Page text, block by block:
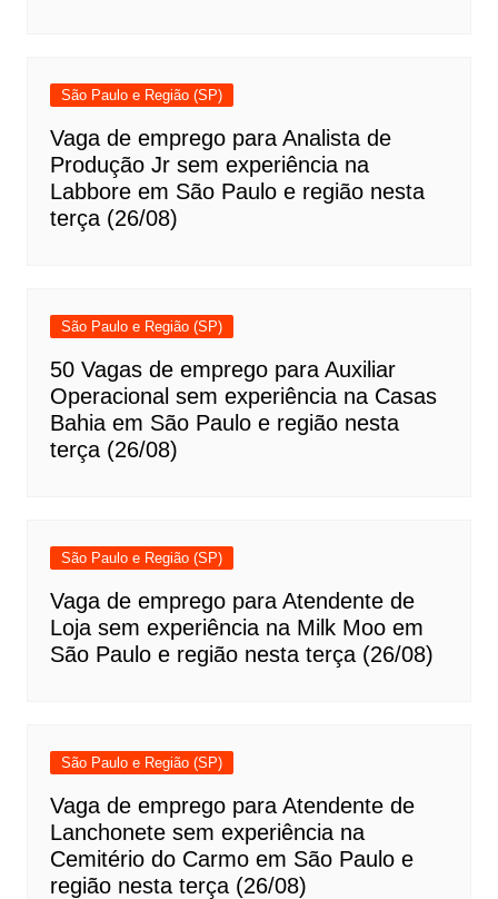
São Paulo e Região (SP)
Vaga de emprego para Analista de
Produção Jr sem experiência na
Labbore em São Paulo e região nesta
terça (26/08)
São Paulo e Região (SP)
50 Vagas de emprego para Auxiliar
Operacional sem experiência na Casas
Bahia em São Paulo e região nesta
terça (26/08)
São Paulo e Região (SP)
Vaga de emprego para Atendente de
Loja sem experiência na Milk Moo em
São Paulo e região nesta terça (26/08)
São Paulo e Região (SP)
Vaga de emprego para Atendente de
Lanchonete sem experiência na
Cemitério do Carmo em São Paulo e
região nesta terça (26/08)